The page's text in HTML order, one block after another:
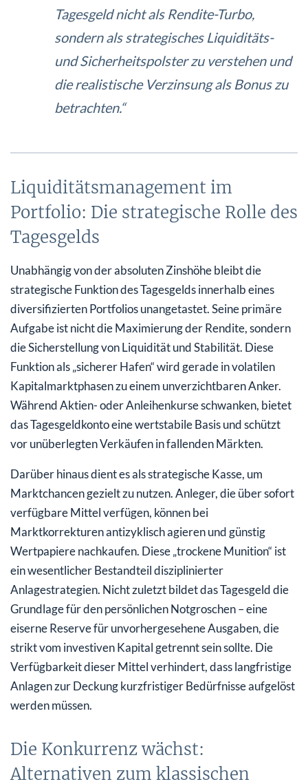
Tagesgeld nicht als Rendite-Turbo,
sondern als strategisches Liquiditäts-
und Sicherheitspolster zu verstehen und
die realistische Verzinsung als Bonus zu
betrachten.“
Liquiditätsmanagement im
Portfolio: Die strategische Rolle des
Tagesgelds
Unabhängig von der absoluten Zinshöhe bleibt die
strategische Funktion des Tagesgelds innerhalb eines
diversifizierten Portfolios unangetastet. Seine primäre
Aufgabe ist nicht die Maximierung der Rendite, sondern
die Sicherstellung von Liquidität und Stabilität. Diese
Funktion als „sicherer Hafen“ wird gerade in volatilen
Kapitalmarktphasen zu einem unverzichtbaren Anker.
Während Aktien- oder Anleihenkurse schwanken, bietet
das Tagesgeldkonto eine wertstabile Basis und schützt
vor unüberlegten Verkäufen in fallenden Märkten.
Darüber hinaus dient es als strategische Kasse, um
Marktchancen gezielt zu nutzen. Anleger, die über sofort
verfügbare Mittel verfügen, können bei
Marktkorrekturen antizyklisch agieren und günstig
Wertpapiere nachkaufen. Diese „trockene Munition“ ist
ein wesentlicher Bestandteil disziplinierter
Anlagestrategien. Nicht zuletzt bildet das Tagesgeld die
Grundlage für den persönlichen Notgroschen – eine
eiserne Reserve für unvorhergesehene Ausgaben, die
strikt vom investiven Kapital getrennt sein sollte. Die
Verfügbarkeit dieser Mittel verhindert, dass langfristige
Anlagen zur Deckung kurzfristiger Bedürfnisse aufgelöst
werden müssen.
Die Konkurrenz wächst:
Alternativen zum klassischen